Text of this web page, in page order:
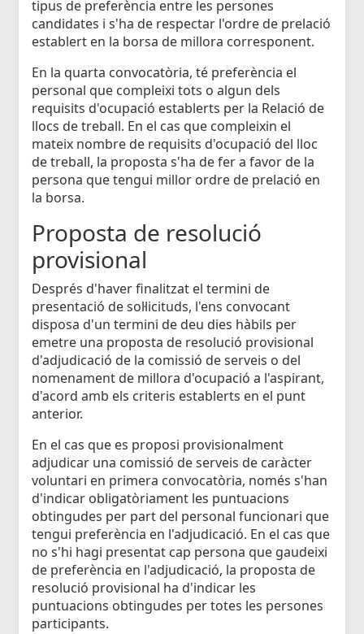
tipus de preferència entre les persones
candidates i s'ha de respectar l'ordre de prelació
establert en la borsa de millora corresponent.
En la quarta convocatòria, té preferència el
personal que compleixi tots o algun dels
requisits d'ocupació establerts per la Relació de
llocs de treball. En el cas que compleixin el
mateix nombre de requisits d'ocupació del lloc
de treball, la proposta s'ha de fer a favor de la
persona que tengui millor ordre de prelació en
la borsa.
Proposta de resolució
provisional
Després d'haver finalitzat el termini de
presentació de sol·licituds, l'ens convocant
disposa d'un termini de deu dies hàbils per
emetre una proposta de resolució provisional
d'adjudicació de la comissió de serveis o del
nomenament de millora d'ocupació a l'aspirant,
d'acord amb els criteris establerts en el punt
anterior.
En el cas que es proposi provisionalment
adjudicar una comissió de serveis de caràcter
voluntari en primera convocatòria, només s'han
d'indicar obligatòriament les puntuacions
obtingudes per part del personal funcionari que
tengui preferència en l'adjudicació. En el cas que
no s'hi hagi presentat cap persona que gaudeixi
de preferència en l'adjudicació, la proposta de
resolució provisional ha d'indicar les
puntuacions obtingudes per totes les persones
participants.